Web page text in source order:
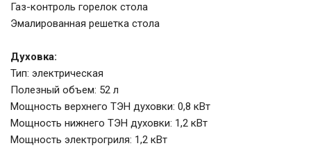
Газ-контроль горелок стола
Эмалированная решетка стола
Духовка:
Тип: электрическая
Полезный объем: 52 л
Мощность верхнего ТЭН духовки: 0,8 кВт
Мощность нижнего ТЭН духовки: 1,2 кВт
Мощность электрогриля: 1,2 кВт